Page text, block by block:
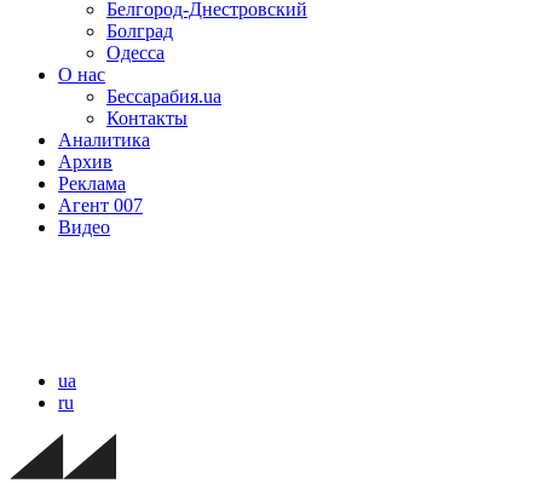
Белгород-Днестровский
Болград
Одесса
О нас
Бессарабия.ua
Контакты
Аналитика
Архив
Реклама
Агент 007
Видео
ua
ru